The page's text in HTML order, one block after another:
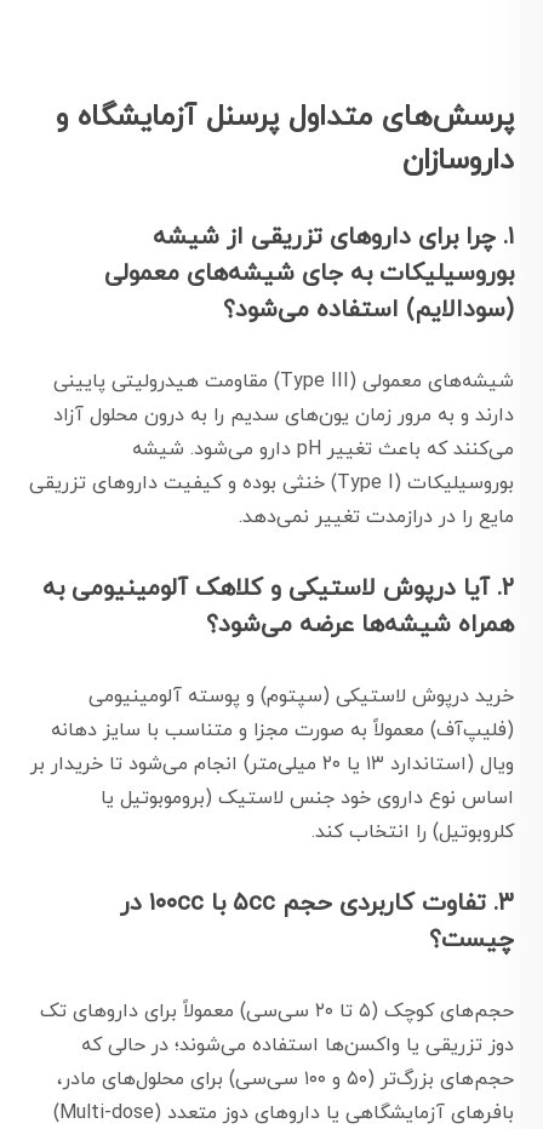
پرسش‌های متداول پرسنل آزمایشگاه و
داروسازان
۱. چرا برای داروهای تزریقی از شیشه
بوروسیلیکات به جای شیشه‌های معمولی
(سودالایم) استفاده می‌شود؟
شیشه‌های معمولی (Type III) مقاومت هیدرولیتی پایینی
دارند و به مرور زمان یون‌های سدیم را به درون محلول آزاد
می‌کنند که باعث تغییر pH دارو می‌شود. شیشه
بوروسیلیکات (Type I) خنثی بوده و کیفیت داروهای تزریقی
مایع را در درازمدت تغییر نمی‌دهد.
۲. آیا درپوش لاستیکی و کلاهک آلومینیومی به
همراه شیشه‌ها عرضه می‌شود؟
خرید درپوش لاستیکی (سپتوم) و پوسته آلومینیومی
(فلیپ‌آف) معمولاً به صورت مجزا و متناسب با سایز دهانه
ویال (استاندارد ۱۳ یا ۲۰ میلی‌متر) انجام می‌شود تا خریدار بر
اساس نوع داروی خود جنس لاستیک (بروموبوتیل یا
کلروبوتیل) را انتخاب کند.
۳. تفاوت کاربردی حجم ۵cc با ۱۰۰cc در
چیست؟
حجم‌های کوچک (۵ تا ۲۰ سی‌سی) معمولاً برای داروهای تک
دوز تزریقی یا واکسن‌ها استفاده می‌شوند؛ در حالی که
حجم‌های بزرگ‌تر (۵۰ و ۱۰۰ سی‌سی) برای محلول‌های مادر،
بافرهای آزمایشگاهی یا داروهای دوز متعدد (Multi-dose)